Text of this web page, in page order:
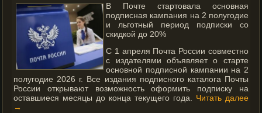
В Почте стартовала основная
подписная кампания на 2 полугодие
и льготный период подписки со
скидкой до 20%
С 1 апреля Почта России совместно
с издателями объявляет о старте
основной подписной кампании на 2
полугодие 2026 г. Все издания подписного каталога Почты
России открывают возможность оформить подписку на
оставшиеся месяцы до конца текущего года. Читать далее
→